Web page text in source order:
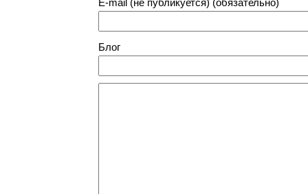
E-mail (не публикуется) (обязательно)
Блог